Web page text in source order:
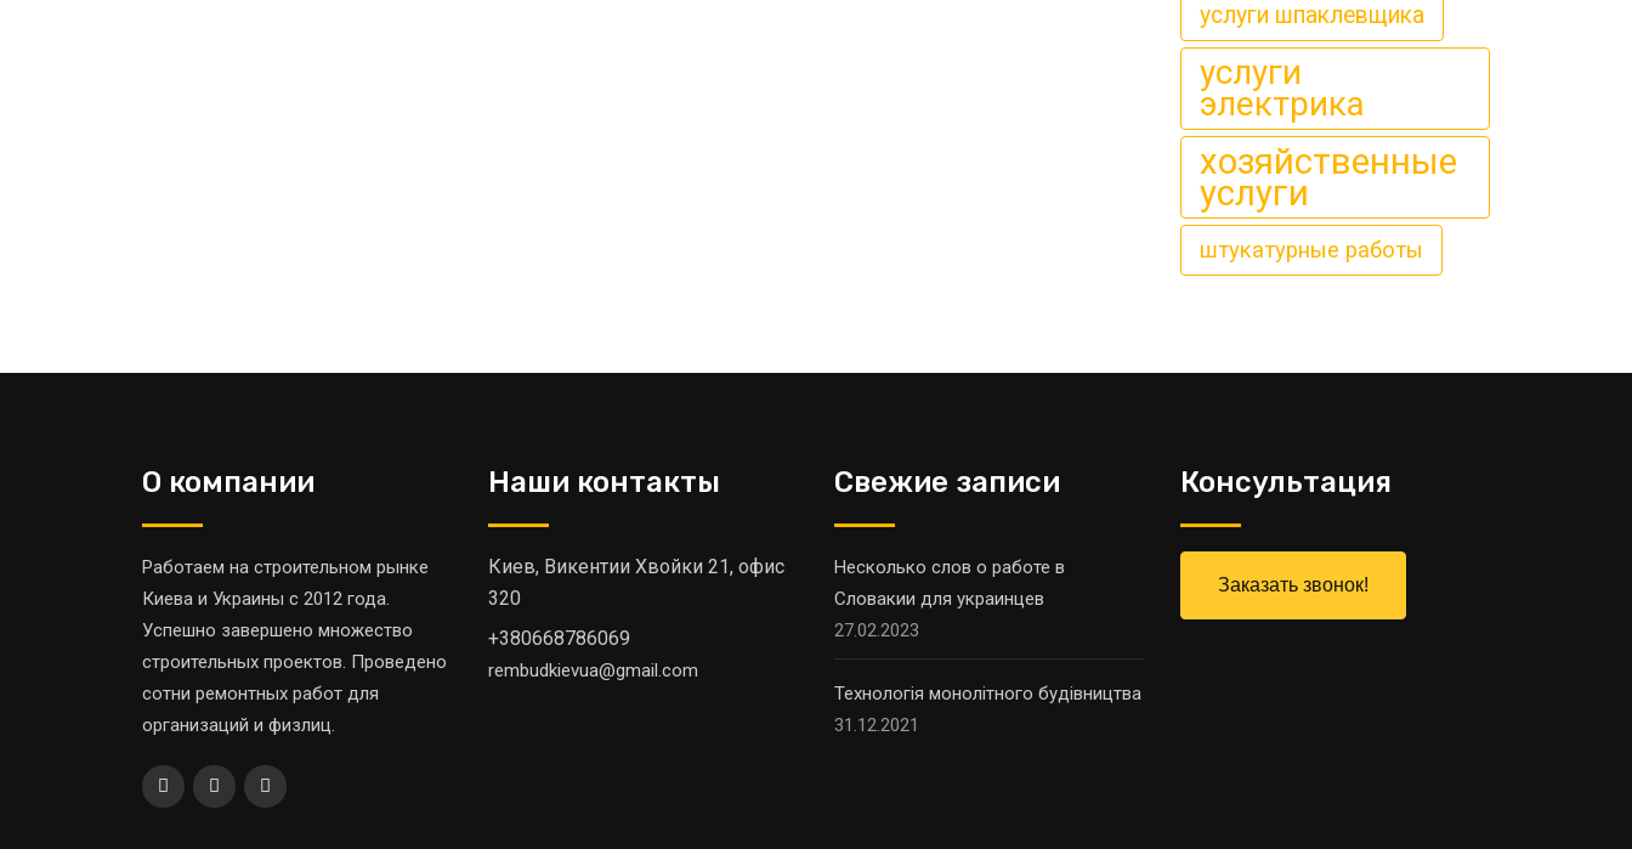
услуги шпаклевщика
услуги
электрика
хозяйственные
услуги
штукатурные работы
О компании
Работаем на строительном рынке
Киева и Украины с 2012 года.
Успешно завершено множество
строительных проектов. Проведено
сотни ремонтных работ для
организаций и физлиц.
Наши контакты
Киев, Викентии Хвойки 21, офис
320
+380668786069
rembudkievua@gmail.com
Свежие записи
Несколько слов о работе в
Словакии для украинцев
27.02.2023
Технологія монолітного будівництва
31.12.2021
Консультация
Заказать звонок!